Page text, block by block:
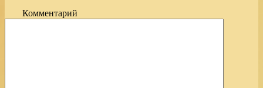
Комментарий